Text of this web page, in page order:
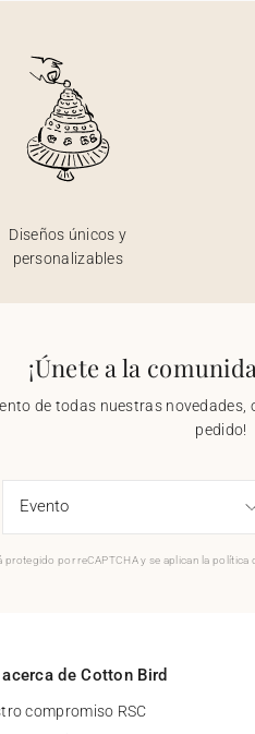
Diseños únicos y
personalizables
¡Únete a la
de todas nuestras
pedido!
protegido por reCAPTCHA y se aplican la política
de Cotton Bird
compromiso RSC